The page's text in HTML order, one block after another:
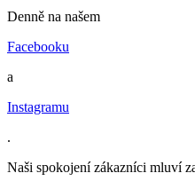
Denně na našem
Facebooku
a
Instagramu
.
Naši spokojení zákazníci mluví